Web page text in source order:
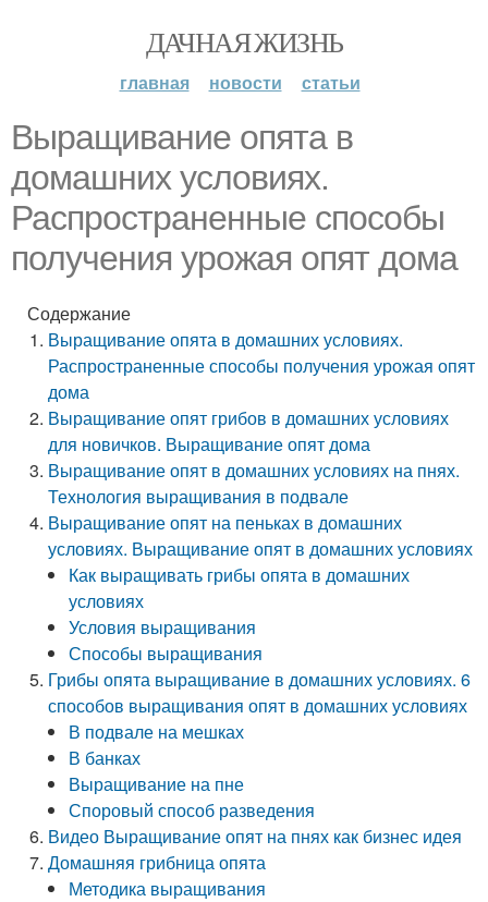
ДАЧНАЯ ЖИЗНЬ
главная новости статьи
Выращивание опята в
домашних условиях.
Распространенные способы
получения урожая опят дома
Содержание
Выращивание опята в домашних условиях.
Распространенные способы получения урожая опят
дома
Выращивание опят грибов в домашних условиях
для новичков. Выращивание опят дома
Выращивание опят в домашних условиях на пнях.
Технология выращивания в подвале
Выращивание опят на пеньках в домашних
условиях. Выращивание опят в домашних условиях
Как выращивать грибы опята в домашних
условиях
Условия выращивания
Способы выращивания
Грибы опята выращивание в домашних условиях. 6
способов выращивания опят в домашних условиях
В подвале на мешках
В банках
Выращивание на пне
Споровый способ разведения
Видео Выращивание опят на пнях как бизнес идея
Домашняя грибница опята
Методика выращивания